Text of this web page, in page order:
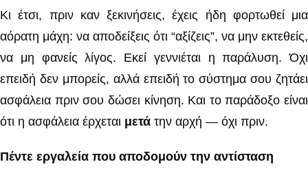
Κι έτσι, πριν καν ξεκινήσεις, έχεις ήδη φορτωθεί μια
αόρατη μάχη: να αποδείξεις ότι “αξίζεις”, να μην εκτεθείς,
να μη φανείς λίγος. Εκεί γεννιέται η παράλυση. Όχι
επειδή δεν μπορείς, αλλά επειδή το σύστημα σου ζητάει
ασφάλεια πριν σου δώσει κίνηση. Και το παράδοξο είναι
ότι η ασφάλεια έρχεται μετά την αρχή — όχι πριν.
Πέντε εργαλεία που αποδομούν την αντίσταση